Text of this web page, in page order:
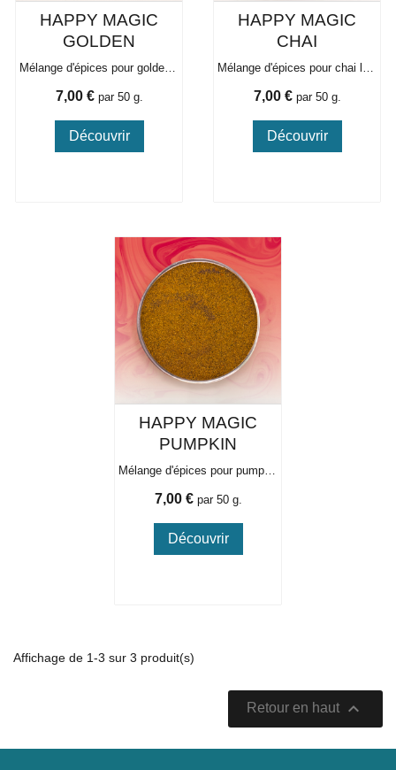
HAPPY MAGIC
GOLDEN
Mélange d'épices pour golden latte
Prix
7,00 € par 50 g.
Découvrir
HAPPY MAGIC
CHAI
Prix
7,00 € par 50 g.
Découvrir
HAPPY MAGIC
PUMPKIN
Mélange d'épices pour pumpkin latte
Prix
7,00 € par 50 g.
Découvrir
Affichage de 1-3 sur 3 produit(s)
Retour en haut 